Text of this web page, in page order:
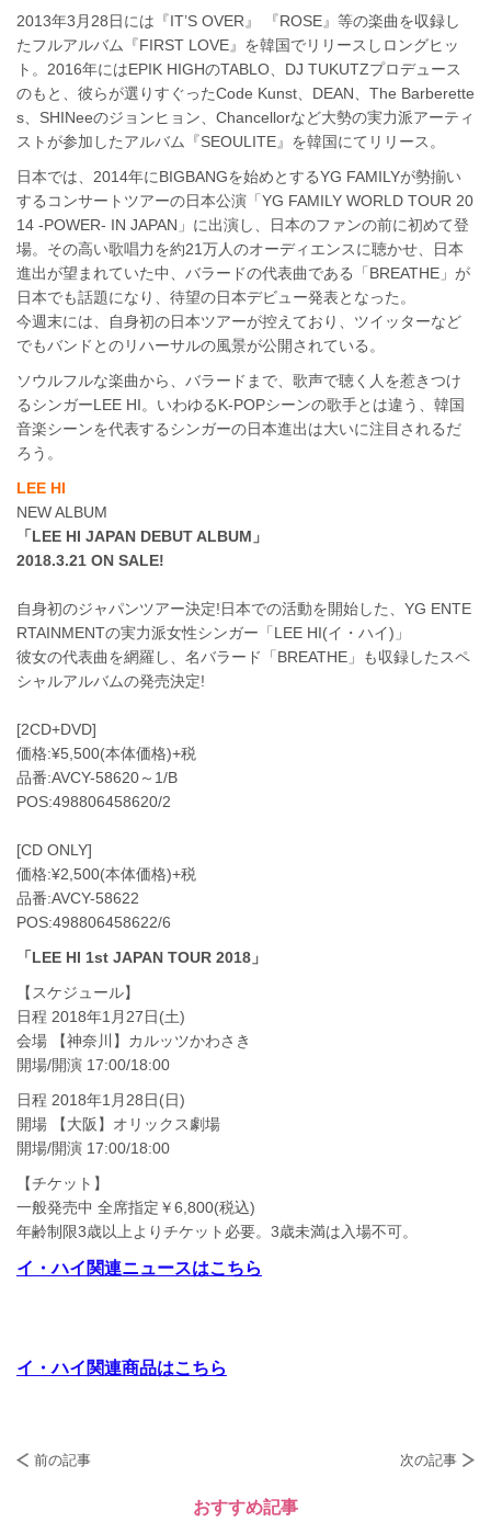
2013年3月28日には『IT’S OVER』 『ROSE』等の楽曲を収録し
たフルアルバム『FIRST LOVE』を韓国でリリースしロングヒッ
ト。2016年にはEPIK HIGHのTABLO、DJ TUKUTZプロデュース
のもと、彼らが選りすぐったCode Kunst、DEAN、The Barberette
s、SHINeeのジョンヒョン、Chancellorなど大勢の実力派アーティ
ストが参加したアルバム『SEOULITE』を韓国にてリリース。
日本では、2014年にBIGBANGを始めとするYG FAMILYが勢揃い
するコンサートツアーの日本公演「YG FAMILY WORLD TOUR 20
14 -POWER- IN JAPAN」に出演し、日本のファンの前に初めて登
場。その高い歌唱力を約21万人のオーディエンスに聴かせ、日本
進出が望まれていた中、バラードの代表曲である「BREATHE」が
日本でも話題になり、待望の日本デビュー発表となった。
今週末には、自身初の日本ツアーが控えており、ツイッターなど
でもバンドとのリハーサルの風景が公開されている。
ソウルフルな楽曲から、バラードまで、歌声で聴く人を惹きつけ
るシンガーLEE HI。いわゆるK-POPシーンの歌手とは違う、韓国
音楽シーンを代表するシンガーの日本進出は大いに注目されるだ
ろう。
LEE HI
NEW ALBUM
「LEE HI JAPAN DEBUT ALBUM」
2018.3.21 ON SALE!
自身初のジャパンツアー決定!日本での活動を開始した、YG ENTE
RTAINMENTの実力派女性シンガー「LEE HI(イ・ハイ)」
彼女の代表曲を網羅し、名バラード「BREATHE」も収録したスペ
シャルアルバムの発売決定!
[2CD+DVD]
価格:¥5,500(本体価格)+税
品番:AVCY-58620～1/B
POS:498806458620/2
[CD ONLY]
価格:¥2,500(本体価格)+税
品番:AVCY-58622
POS:498806458622/6
「LEE HI 1st JAPAN TOUR 2018」
【スケジュール】
日程 2018年1月27日(土)
会場 【神奈川】カルッツかわさき
開場/開演 17:00/18:00
日程 2018年1月28日(日)
開場 【大阪】オリックス劇場
開場/開演 17:00/18:00
【チケット】
一般発売中 全席指定￥6,800(税込)
年齢制限3歳以上よりチケット必要。3歳未満は入場不可。
イ・ハイ関連ニュースはこちら
イ・ハイ関連商品はこちら
前の記事 次の記事
おすすめ記事